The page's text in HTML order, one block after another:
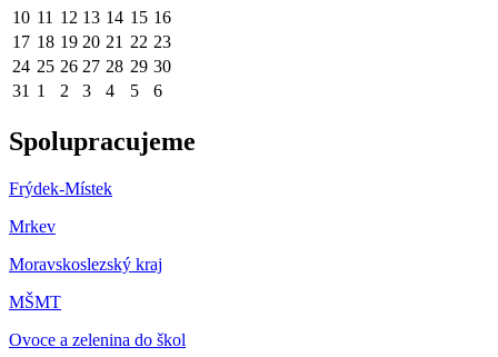
10 11 12 13 14 15 16
17 18 19 20 21 22 23
24 25 26 27 28 29 30
31 1 2 3 4 5 6
Spolupracujeme
Frýdek-Místek
Mrkev
Moravskoslezský kraj
MŠMT
Ovoce a zelenina do škol